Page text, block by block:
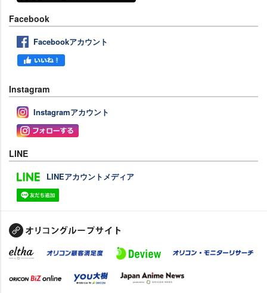
Facebook
Facebookアカウント
Instagram
Instagramアカウント
LINE
LINEアカウントメディア